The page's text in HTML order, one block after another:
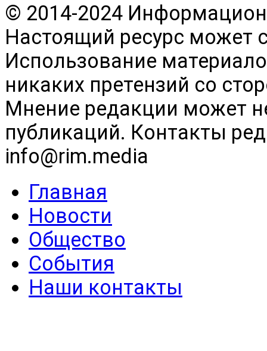
© 2014-2024
Настоящий ресурс может
Использование
никаких претензий со
Мнение редакции может
публикаций. Контакты
info@rim.media
Главная
Новости
Общество
События
Наши контакты